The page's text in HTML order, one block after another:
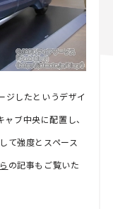
ジしたというデザイ
ャブ中央に配置し、
て強度とスペース
の記事もご覧いた